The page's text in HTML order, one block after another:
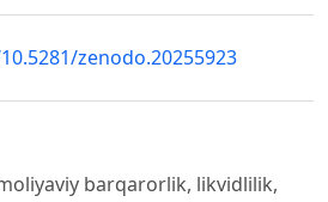
zenodo.20255923
barqarorlik, likvidlilik,